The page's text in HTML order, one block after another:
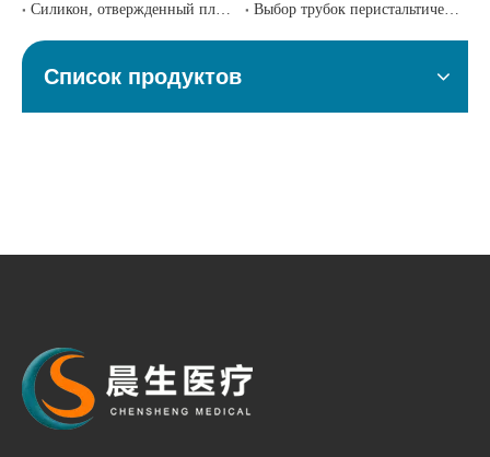
Силикон, отвержденный платиной, или силикон, отвержденный перекисью: что лучше для вашего применения? Выбор трубок перистальтического насоса: свойства материала и факторы производительности
Список продуктов